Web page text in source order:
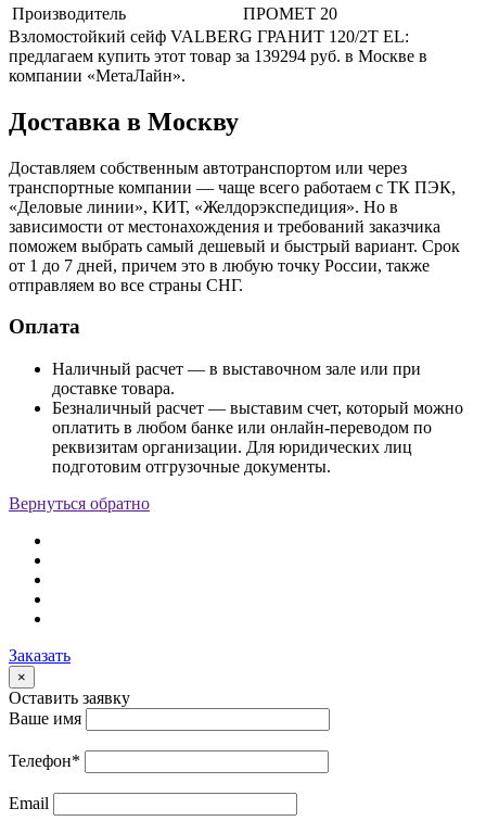
Производитель
ПРОМЕТ 20
Взломостойкий сейф VALBERG ГРАНИТ 120/2Т EL:
предлагаем купить этот товар за 139294 руб. в Москве в
компании «МетаЛайн».
Доставка в Москву
Доставляем собственным автотранспортом или через
транспортные компании — чаще всего работаем с ТК ПЭК,
«Деловые линии», КИТ, «Желдорэкспедиция». Но в
зависимости от местонахождения и требований заказчика
поможем выбрать самый дешевый и быстрый вариант. Срок
от 1 до 7 дней, причем это в любую точку России, также
отправляем во все страны СНГ.
Оплата
Наличный расчет — в выставочном зале или при
доставке товара.
Безналичный расчет — выставим счет, который можно
оплатить в любом банке или онлайн-переводом по
реквизитам организации. Для юридических лиц
подготовим отгрузочные документы.
Вернуться обратно
Заказать
×
Оставить заявку
Ваше имя
Телефон*
Email